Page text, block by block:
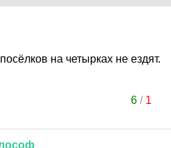
на четырках не ездят.
6/ 1